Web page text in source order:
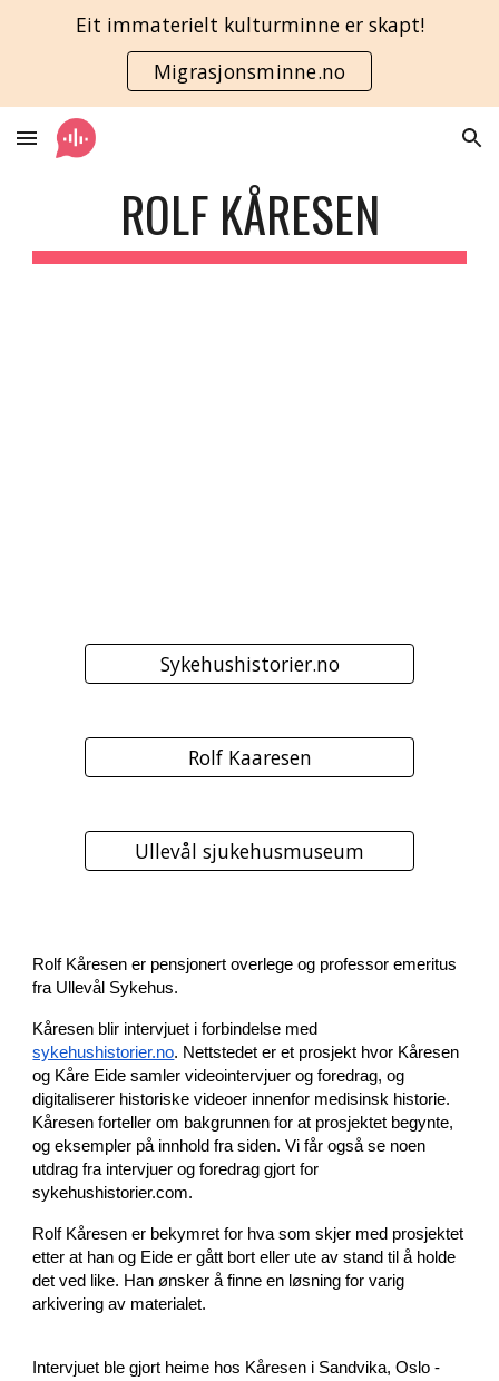
Skip to navigation
Eit immaterielt kulturminne er skapt!
Migrasjonsminne.no
ROLF KÅRESEN
Sykehushistorier.no
Rolf Kaaresen
Ullevål sjukehusmuseum
Rolf Kåresen er pensjonert overlege og professor emeritus
fra Ullevål Sykehus.
Kåresen blir intervjuet i forbindelse med
sykehushistorier.no. Nettstedet er et prosjekt hvor Kåresen
og Kåre Eide samler videointervjuer og foredrag, og
digitaliserer historiske videoer innenfor medisinsk historie.
Kåresen forteller om bakgrunnen for at prosjektet begynte,
og eksempler på innhold fra siden. Vi får også se noen
utdrag fra intervjuer og foredrag gjort for
sykehushistorier.com.
Rolf Kåresen er bekymret for hva som skjer med prosjektet
etter at han og Eide er gått bort eller ute av stand til å holde
det ved like. Han ønsker å finne en løsning for varig
arkivering av materialet.
Intervjuet ble gjort heime hos Kåresen i Sandvika, Oslo -